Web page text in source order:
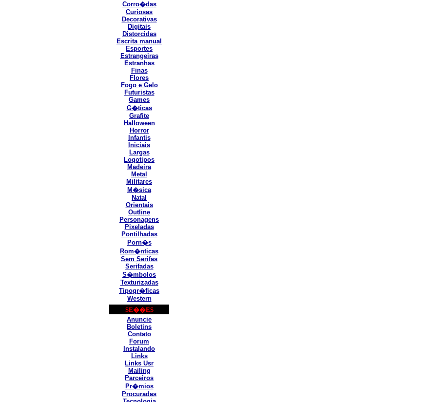
Corro�das
Curiosas
Decorativas
Digitais
Distorcidas
Escrita manual
Esportes
Estrangeiras
Estranhas
Finas
Flores
Fogo e Gelo
Futuristas
Games
G�ticas
Grafite
Halloween
Horror
Infantis
Iniciais
Largas
Logotipos
Madeira
Metal
Militares
M�sica
Natal
Orientais
Outline
Personagens
Pixeladas
Pontilhadas
Porn�s
Rom�nticas
Sem Serifas
Serifadas
S�mbolos
Texturizadas
Tipogr�ficas
Western
SE��ES
Anuncie
Boletins
Contato
Forum
Instalando
Links
Links Usr
Mailing
Parceiros
Pr�mios
Procuradas